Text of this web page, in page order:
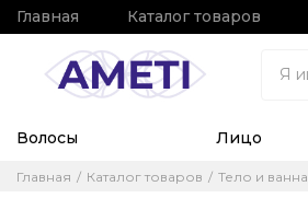
Главная Каталог товаров
Волосы Лицо
Главная Каталог товаров Тело и ванна